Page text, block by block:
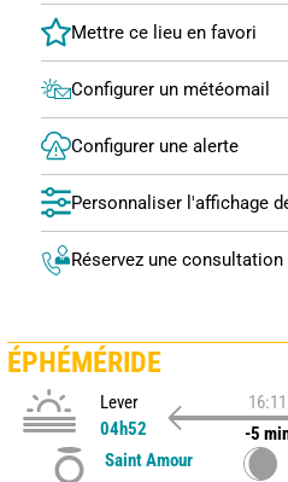
Configurer un météomail
Configurer une alerte
Personnaliser l'affichage
Réservez une
ÉPHÉMÉRIDE
Lever
04h52
16:11
-5
Saint Amour